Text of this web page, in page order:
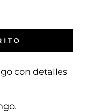
con detalles